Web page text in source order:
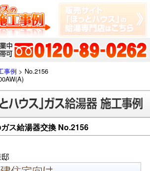
事例 > No.2156
ス給湯器交換 No.2156